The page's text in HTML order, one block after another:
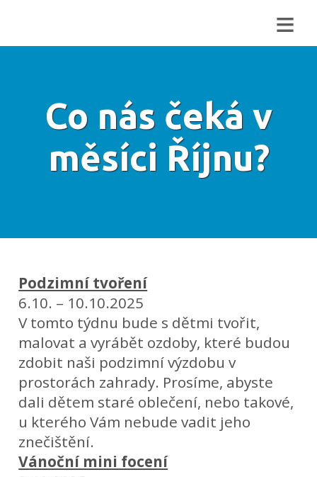
≡
Co nás čeká v
měsíci Říjnu?
Podzimní tvoření
6.10. – 10.10.2025
V tomto týdnu bude s dětmi tvořit,
malovat a vyrábět ozdoby, které budou
zdobit naši podzimní výzdobu v
prostorách zahrady. Prosíme, abyste
dali dětem staré oblečení, nebo takové,
u kterého Vám nebude vadit jeho
znečištění.
Vánoční mini focení